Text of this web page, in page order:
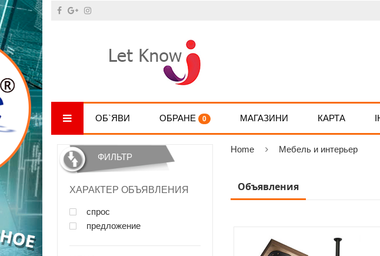
ОБ`ЯВИ ОБРАНЕ 0 МАГАЗИНИ КАРТА
ФИЛЬТР
ХАРАКТЕР ОБЪЯВЛЕНИЯ
спрос
предложение
Home Мебель и интерьер
Объявления